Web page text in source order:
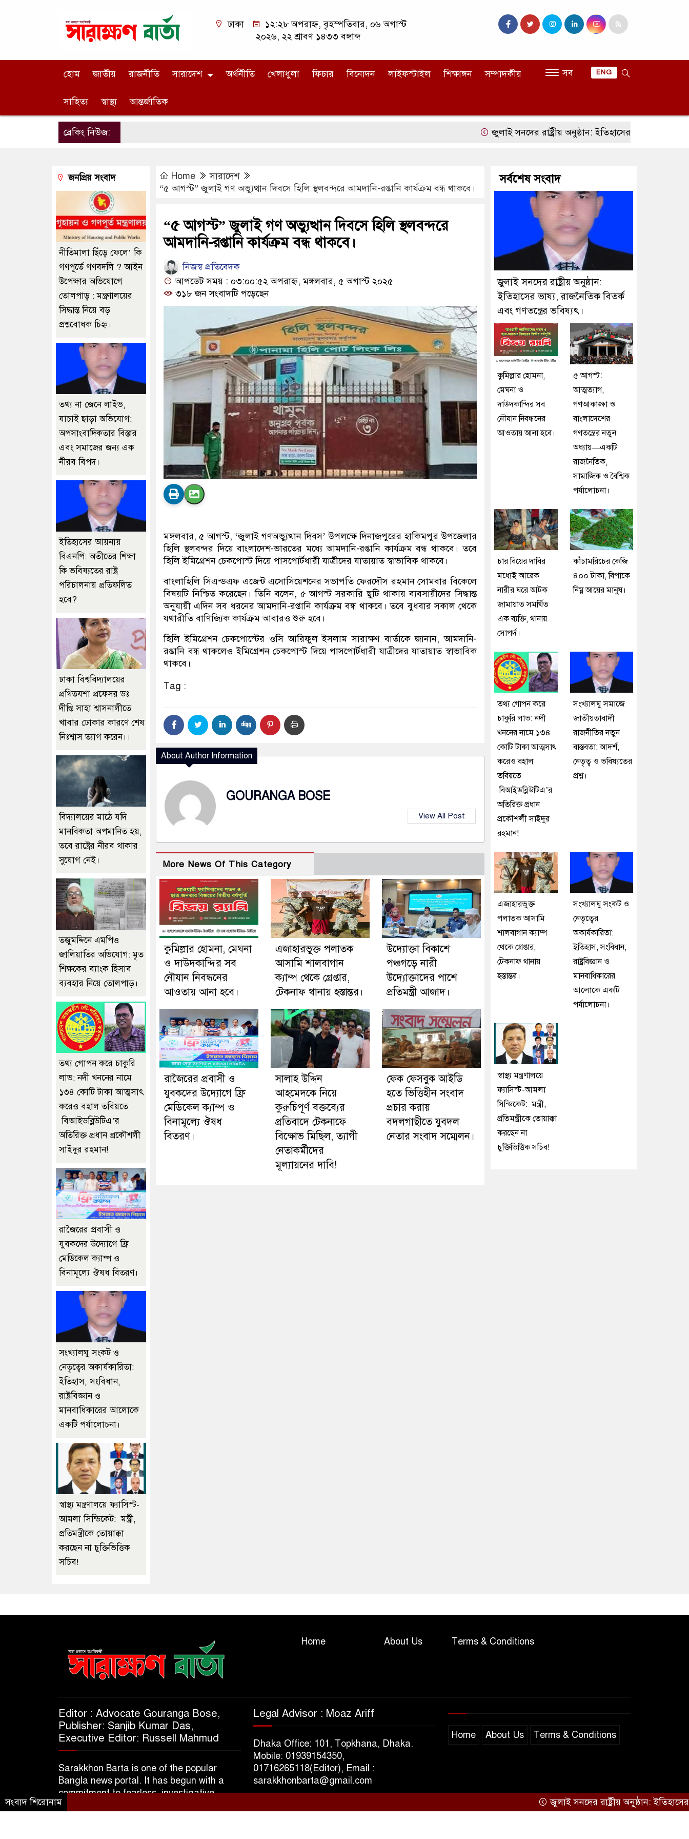
ঢাকা
১২:২৮ অপরাহ্ন, বৃহস্পতিবার, ০৬ অগাস্ট
২০২৬, ২২ শ্রাবণ ১৪৩৩ বঙ্গাব্দ
হোম জাতীয় রাজনীতি সারাদেশ অর্থনীতি খেলাধুলা ফিচার বিনোদন লাইফস্টাইল শিক্ষাঙ্গন সম্পাদকীয়
সাহিত্য স্বাস্থ্য আন্তর্জাতিক
সব ENG
ব্রেকিং নিউজ: জুলাই সনদের রাষ্ট্রীয় অনুষ্ঠান: ইতিহাসের ভাষ্য, রাজনৈতিক
Home
সারাদেশ
“৫ আগস্ট” জুলাই গণ অভ্যুত্থান দিবসে হিলি স্থলবন্দরে আমদানি-রপ্তানি কার্যক্রম বন্ধ থাকবে।
“৫ আগস্ট” জুলাই গণ অভ্যুত্থান দিবসে হিলি স্থলবন্দরে
আমদানি-রপ্তানি কার্যক্রম বন্ধ থাকবে।
নিজস্ব প্রতিবেদক
আপডেট সময় : ০৩:০০:৫২ অপরাহ্ন, মঙ্গলবার, ৫ অগাস্ট ২০২৫
৩১৮ জন সংবাদটি পড়েছেন
মঙ্গলবার, ৫ আগস্ট, ‘জুলাই গণঅভ্যুত্থান দিবস’ উপলক্ষে দিনাজপুরের হাকিমপুর উপজেলার
হিলি স্থলবন্দর দিয়ে বাংলাদেশ-ভারতের মধ্যে আমদানি-রপ্তানি কার্যক্রম বন্ধ থাকবে। তবে
হিলি ইমিগ্রেশন চেকপোস্ট দিয়ে পাসপোর্টধারী যাত্রীদের যাতায়াত স্বাভাবিক থাকবে।
বাংলাহিলি সিএন্ডএফ এজেন্ট এসোসিয়েশনের সভাপতি ফেরদৌস রহমান সোমবার বিকেলে
বিষয়টি নিশ্চিত করেছেন। তিনি বলেন, ৫ আগস্ট সরকারি ছুটি থাকায় ব্যবসায়ীদের সিদ্ধান্ত
অনুযায়ী এদিন সব ধরনের আমদানি-রপ্তানি কার্যক্রম বন্ধ থাকবে। তবে বুধবার সকাল থেকে
যথারীতি বাণিজ্যিক কার্যক্রম আবারও শুরু হবে।
হিলি ইমিগ্রেশন চেকপোস্টের ওসি আরিফুল ইসলাম সারাক্ষণ বার্তাকে জানান, আমদানি-
রপ্তানি বন্ধ থাকলেও ইমিগ্রেশন চেকপোস্ট দিয়ে পাসপোর্টধারী যাত্রীদের যাতায়াত স্বাভাবিক
থাকবে।
Tag :
About Author Information
GOURANGA BOSE
View All Post
More News Of This Category
কুমিল্লার হোমনা, মেঘনা
ও দাউদকান্দির সব
নৌযান নিবন্ধনের
আওতায় আনা হবে।
এজাহারভুক্ত পলাতক
আসামি শালবাগান
ক্যাম্প থেকে গ্রেপ্তার,
টেকনাফ থানায় হস্তান্তর।
উদ্যোক্তা বিকাশে
পঞ্চগড়ে নারী
উদ্যোক্তাদের পাশে
প্রতিমন্ত্রী আজাদ।
রাজৈরের‌ প্রবাসী ও
যুবকদের উদ্যোগে ফ্রি
মেডিকেল ক্যাম্প ও
বিনামূল্যে ঔষধ
বিতরণ।
সালাহ উদ্দিন
আহমেদকে নিয়ে
কুরুচিপূর্ণ বক্তব্যের
প্রতিবাদে টেকনাফে
বিক্ষোভ মিছিল, ত্যাগী
নেতাকর্মীদের
মূল্যায়নের দাবি!
ফেক ফেসবুক আইডি
হতে ভিত্তিহীন সংবাদ
প্রচার করায়
বদলগাছীতে যুবদল
নেতার সংবাদ সম্মেলন।
জনপ্রিয় সংবাদ
নীতিমালা ছিঁড়ে ফেলে’ কি
গণপূর্তে গণবদলি ? আইন
উপেক্ষার অভিযোগে
তোলপাড় : মন্ত্রণালয়ের
সিদ্ধান্ত নিয়ে বড়
প্রশ্নবোধক চিহ্ন।
তথ্য না জেনে লাইভ,
যাচাই ছাড়া অভিযোগ:
অপসাংবাদিকতার বিস্তার
এবং সমাজের জন্য এক
নীরব বিপদ।
ইতিহাসের আয়নায়
বিএনপি: অতীতের শিক্ষা
কি ভবিষ্যতের রাষ্ট্র
পরিচালনায় প্রতিফলিত
হবে?
ঢাকা বিশ্ববিদ্যালয়ের
প্রথিতযশা প্রফেসর ডঃ
দীপ্তি সাহা শ্বাসনালীতে
খাবার ঢোকার কারণে শেষ
নিঃশ্বাস ত্যাগ করেন।।
বিদ্যালয়ের মাঠে যদি
মানবিকতা অপমানিত হয়,
তবে রাষ্ট্রের নীরব থাকার
সুযোগ নেই।
তজুমদ্দিনে এমপিও
জালিয়াতির অভিযোগ: মৃত
শিক্ষকের ব্যাংক হিসাব
ব্যবহার নিয়ে তোলপাড়।
তথ্য গোপন করে চাকুরি
লাভ: নদী খননের নামে
১৩৪ কোটি টাকা আত্মসাৎ
করেও বহাল তবিয়তে
বিআইডব্লিউটিএ’র
অতিরিক্ত প্রধান প্রকৌশলী
সাইদুর রহমান!
রাজৈরের‌ প্রবাসী ও
যুবকদের উদ্যোগে ফ্রি
মেডিকেল ক্যাম্প ও
বিনামূল্যে ঔষধ বিতরণ।
সংখ্যালঘু সংকট ও
নেতৃত্বের অকার্যকারিতা:
ইতিহাস, সংবিধান,
রাষ্ট্রবিজ্ঞান ও
মানবাধিকারের আলোকে
একটি পর্যালোচনা।
স্বাস্থ্য মন্ত্রণালয়ে ফ্যাসিস্ট-
আমলা সিন্ডিকেট: মন্ত্রী,
প্রতিমন্ত্রীকে তোয়াক্কা
করছেন না চুক্তিভিত্তিক
সচিব!
সর্বশেষ সংবাদ
জুলাই সনদের রাষ্ট্রীয় অনুষ্ঠান:
ইতিহাসের ভাষ্য, রাজনৈতিক বিতর্ক
এবং গণতন্ত্রের ভবিষ্যৎ।
কুমিল্লার হোমনা,
মেঘনা ও
দাউদকান্দির সব
নৌযান নিবন্ধনের
আওতায় আনা হবে।
৫ আগস্ট:
আত্মত্যাগ,
গণআকাঙ্ক্ষা ও
বাংলাদেশের
গণতন্ত্রের নতুন
অধ্যায়—একটি
রাজনৈতিক,
সামাজিক ও বৈশ্বিক
পর্যালোচনা।
চার বিয়ের দাবির
মধ্যেই আরেক
নারীর ঘরে আটক
জামায়াত সমর্থিত
এক ব্যক্তি, থানায়
সোপর্দ।
কাঁচামরিচের কেজি
৪০০ টাকা, বিপাকে
নিম্ন আয়ের মানুষ।
তথ্য গোপন করে
চাকুরি লাভ: নদী
খননের নামে ১৩৪
কোটি টাকা আত্মসাৎ
করেও বহাল
তবিয়তে
বিআইডব্লিউটিএ’র
অতিরিক্ত প্রধান
প্রকৌশলী সাইদুর
রহমান!
সংখ্যালঘু সমাজে
জাতীয়তাবাদী
রাজনীতির নতুন
বাস্তবতা: আদর্শ,
নেতৃত্ব ও ভবিষ্যতের
প্রশ্ন।
এজাহারভুক্ত
পলাতক আসামি
শালবাগান ক্যাম্প
থেকে গ্রেপ্তার,
টেকনাফ থানায়
হস্তান্তর।
সংখ্যালঘু সংকট ও
নেতৃত্বের
অকার্যকারিতা:
ইতিহাস, সংবিধান,
রাষ্ট্রবিজ্ঞান ও
মানবাধিকারের
আলোকে একটি
পর্যালোচনা।
স্বাস্থ্য মন্ত্রণালয়ে
ফ্যাসিস্ট-আমলা
সিন্ডিকেট: মন্ত্রী,
প্রতিমন্ত্রীকে তোয়াক্কা
করছেন না
চুক্তিভিত্তিক সচিব!
Home About Us Terms & Conditions
Editor : Advocate Gouranga Bose,
Publisher: Sanjib Kumar Das,
Executive Editor: Russell Mahmud
Sarakkhon Barta is one of the popular
Bangla news portal. It has begun with a
commitment to fearless, investigative,
informative & independent journalism.
Legal Advisor : Moaz Ariff
Dhaka Office: 101, Topkhana, Dhaka.
Mobile: 01939154350,
01716265118(Editor), Email :
sarakkhonbarta@gmail.com
Home About Us Terms & Conditions
সংবাদ শিরোনাম জুলাই সনদের রাষ্ট্রীয় অনুষ্ঠান: ইতিহাসের